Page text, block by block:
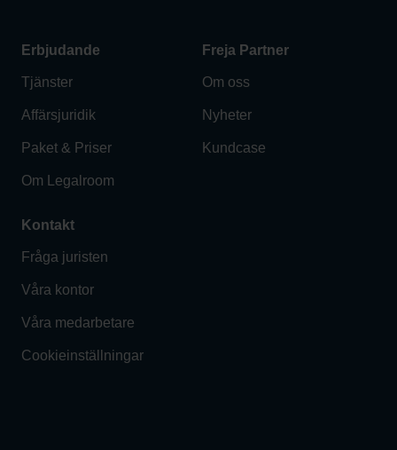
Erbjudande
Tjänster
Affärsjuridik
Paket & Priser
Om Legalroom
Freja Partner
Om oss
Nyheter
Kundcase
Kontakt
Fråga juristen
Våra kontor
Våra medarbetare
Cookieinställningar